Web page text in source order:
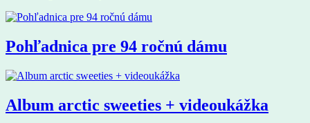
Pohľadnica pre 94 ročnú dámu
Album arctic sweeties + videoukážka